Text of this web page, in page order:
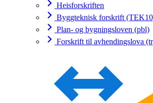
Heisforskriften
Byggteknisk forskrift
Plan- og bygningsloven (pbl)
Forskrift til avhendingslova